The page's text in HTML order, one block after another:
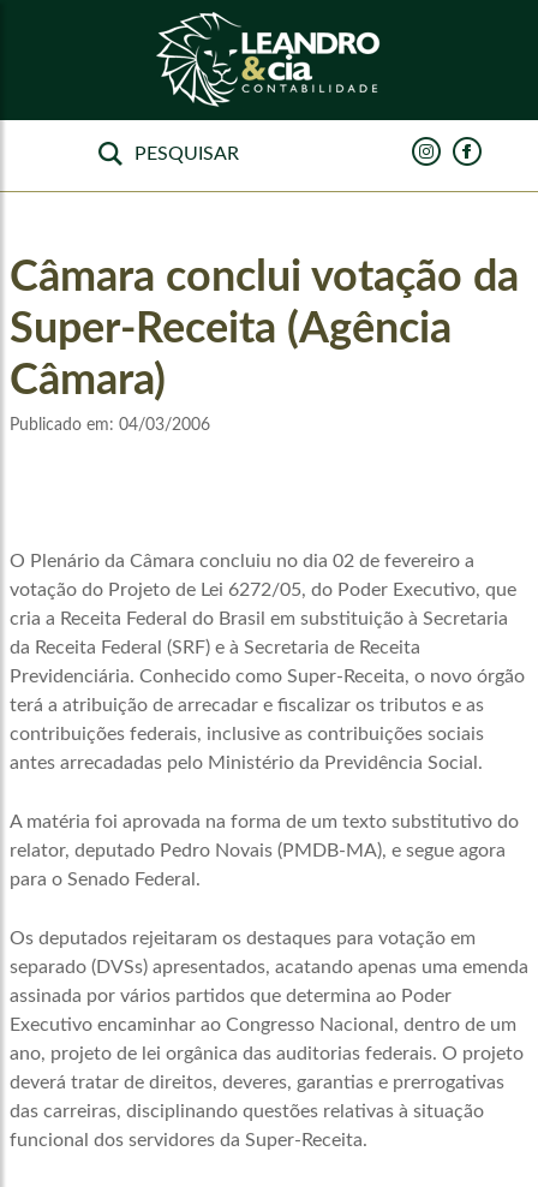
Câmara conclui votação da
Super-Receita (Agência
Câmara)
Publicado em: 04/03/2006
O Plenário da Câmara concluiu no dia 02 de fevereiro a
votação do Projeto de Lei 6272/05, do Poder Executivo, que
cria a Receita Federal do Brasil em substituição à Secretaria
da Receita Federal (SRF) e à Secretaria de Receita
Previdenciária. Conhecido como Super-Receita, o novo órgão
terá a atribuição de arrecadar e fiscalizar os tributos e as
contribuições federais, inclusive as contribuições sociais
antes arrecadadas pelo Ministério da Previdência Social.
A matéria foi aprovada na forma de um texto substitutivo do
relator, deputado Pedro Novais (PMDB-MA), e segue agora
para o Senado Federal.
Os deputados rejeitaram os destaques para votação em
separado (DVSs) apresentados, acatando apenas uma emenda
assinada por vários partidos que determina ao Poder
Executivo encaminhar ao Congresso Nacional, dentro de um
ano, projeto de lei orgânica das auditorias federais. O projeto
deverá tratar de direitos, deveres, garantias e prerrogativas
das carreiras, disciplinando questões relativas à situação
funcional dos servidores da Super-Receita.